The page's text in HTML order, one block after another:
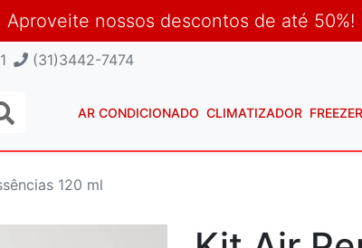
Aproveite nossos descontos de até 50%!
(31)3442-7474
AR CONDICIONADO CLIMATIZADOR FREEZER
120 ml